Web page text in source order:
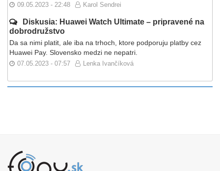
09.05.2023 - 22:48 Karol Sendrei
Diskusia: Huawei Watch Ultimate – pripravené na
dobrodružstvo
Da sa nimi platit, ale iba na trhoch, ktore podporuju platby cez
Huawei Pay. Slovensko medzi ne nepatri.
07.05.2023 - 07:57 Lenka Ivančíková